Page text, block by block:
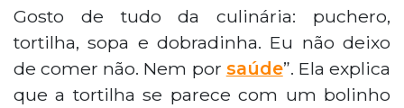
Gosto de tudo da culinária: puchero,
tortilha, sopa e dobradinha. Eu não deixo
de comer não. Nem por saúde”. Ela explica
que a tortilha se parece com um bolinho